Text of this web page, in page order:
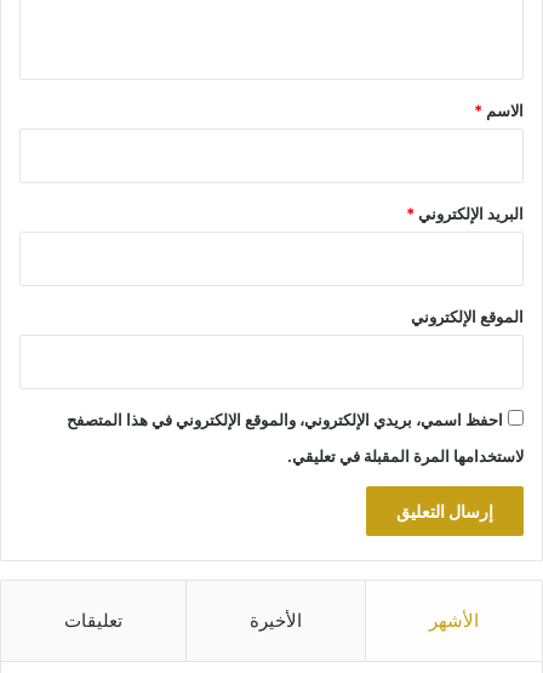
*
الاسم *
البريد الإلكتروني*
الموقع الإلكتروني
احفظ اسمي، بريدي الإلكتروني، والموقع الإلكتروني في هذا المتصفح
لاستخدامها المرة المقبلة في تعليقي.
الأشهر الأخيرة تعليقات